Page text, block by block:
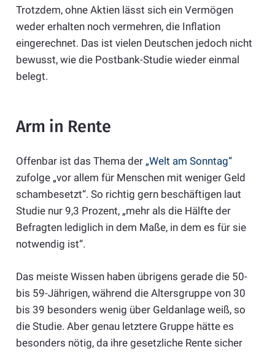
Trotzdem, ohne Aktien lässt sich ein Vermögen
weder erhalten noch vermehren, die Inflation
eingerechnet. Das ist vielen Deutschen jedoch nicht
bewusst, wie die Postbank-Studie wieder einmal
belegt.
Arm in Rente
Offenbar ist das Thema der „Welt am Sonntag“
zufolge „vor allem für Menschen mit weniger Geld
schambesetzt“. So richtig gern beschäftigen laut
Studie nur 9,3 Prozent, „mehr als die Hälfte der
Befragten lediglich in dem Maße, in dem es für sie
notwendig ist“.
Das meiste Wissen haben übrigens gerade die 50-
bis 59-Jährigen, während die Altersgruppe von 30
bis 39 besonders wenig über Geldanlage weiß, so
die Studie. Aber genau letztere Gruppe hätte es
besonders nötig, da ihre gesetzliche Rente sicher